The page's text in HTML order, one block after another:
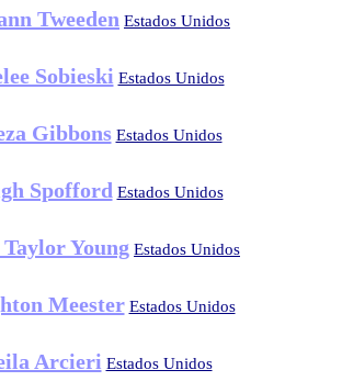
Tweeden Estados Unidos
Sobieski Estados Unidos
Gibbons Estados Unidos
Spofford Estados Unidos
Young Estados Unidos
Meester Estados Unidos
Arcieri Estados Unidos